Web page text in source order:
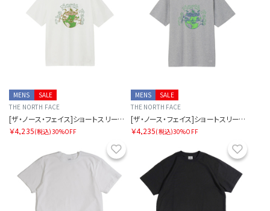
SALE
MENS
THE NORTH FACE
[ザ・ノース・フェイス]ショートスリーブグラウンドフラワーティー
￥4,235(税込)30%OFF
SALE
MENS
THE NORTH FACE
[ザ・ノース・フェイス]ショートスリーブグラウンドフラワーティー
￥4,235(税込)30%OFF
お気に入り